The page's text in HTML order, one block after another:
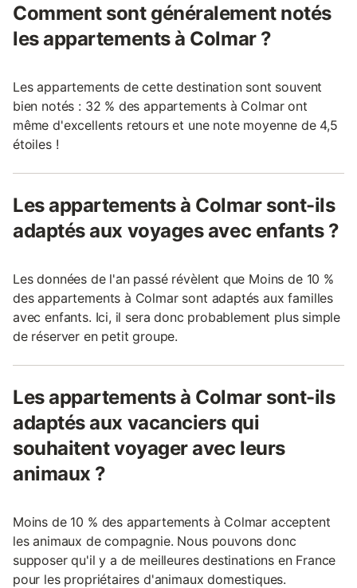
Comment sont généralement notés
les appartements à Colmar ?
Les appartements de cette destination sont souvent
bien notés : 32 % des appartements à Colmar ont
même d'excellents retours et une note moyenne de 4,5
étoiles !
Les appartements à Colmar sont-ils
adaptés aux voyages avec enfants ?
Les données de l'an passé révèlent que Moins de 10 %
des appartements à Colmar sont adaptés aux familles
avec enfants. Ici, il sera donc probablement plus simple
de réserver en petit groupe.
Les appartements à Colmar sont-ils
adaptés aux vacanciers qui
souhaitent voyager avec leurs
animaux ?
Moins de 10 % des appartements à Colmar acceptent
les animaux de compagnie. Nous pouvons donc
supposer qu'il y a de meilleures destinations en France
pour les propriétaires d'animaux domestiques.